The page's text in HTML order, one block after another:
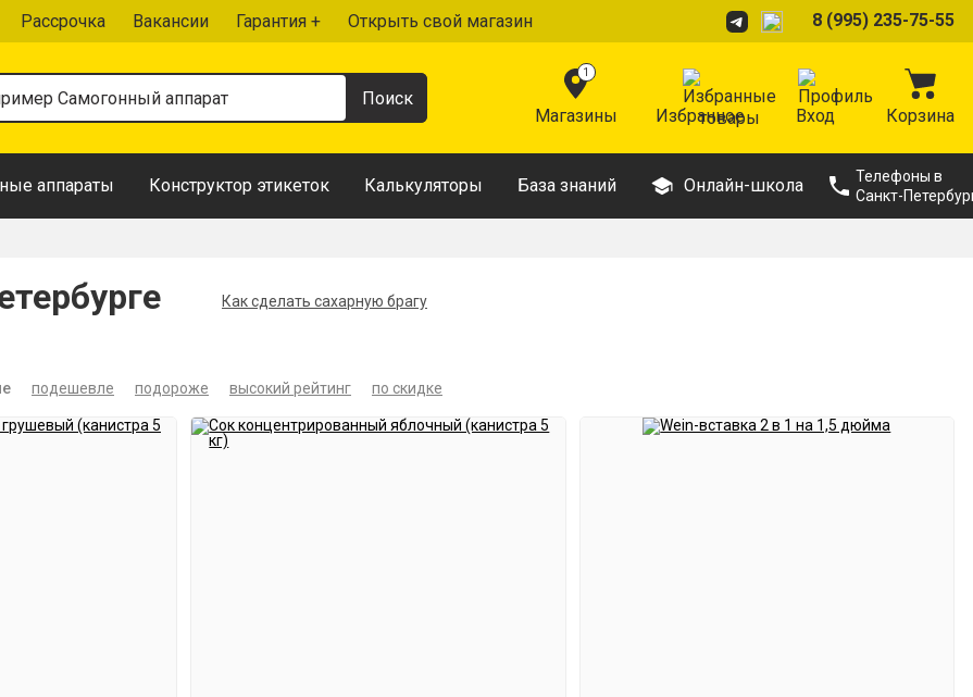
Рассрочка Вакансии Гарантия + Открыть свой магазин 8 (995) 235-75-55
1
Магазины Избранное Вход Корзина
аппараты Конструктор этикеток Калькуляторы База знаний Онлайн-школа
Телефоны в
Санкт-
Как сделать сахарную брагу
подешевле подороже высокий рейтинг по скидке